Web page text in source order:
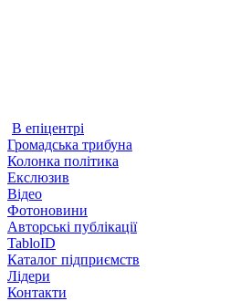
В епіцентрі
Громадська трибуна
Колонка політика
Екслюзив
Відео
Фотоновини
Авторські публікації
TabloID
Каталог підприємств
Лідери
Контакти